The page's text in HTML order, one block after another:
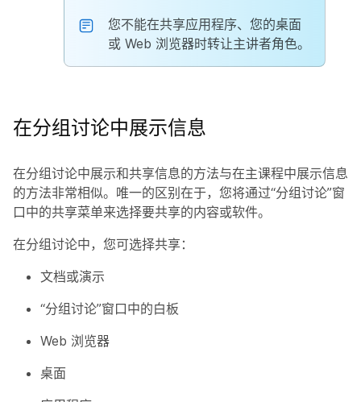
您不能在共享应用程序、您的桌面
或 Web 浏览器时转让主讲者角色。
在分组讨论中展示信息
在分组讨论中展示和共享信息的方法与在主课程中展示信息
的方法非常相似。唯一的区别在于，您将通过“分组讨论”窗
口中的共享菜单来选择要共享的内容或软件。
在分组讨论中，您可选择共享：
文档或演示
“分组讨论”窗口中的白板
Web 浏览器
桌面